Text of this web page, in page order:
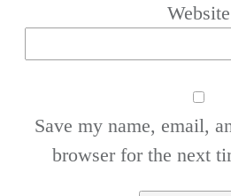
Website
Save my name, email,
browser for the next